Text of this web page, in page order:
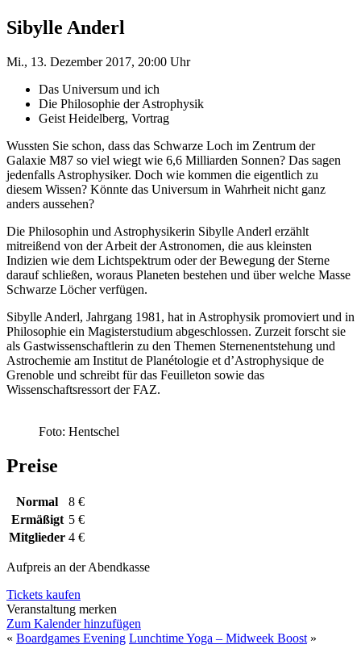
Sibylle Anderl
Mi., 13. Dezember 2017, 20:00 Uhr
Das Universum und ich
Die Philosophie der Astrophysik
Geist Heidelberg, Vortrag
Wussten Sie schon, dass das Schwarze Loch im Zentrum der
Galaxie M87 so viel wiegt wie 6,6 Milliarden Sonnen? Das sagen
jedenfalls Astrophysiker. Doch wie kommen die eigentlich zu
diesem Wissen? Könnte das Universum in Wahrheit nicht ganz
anders aussehen?
Die Philosophin und Astrophysikerin Sibylle Anderl erzählt
mitreißend von der Arbeit der Astronomen, die aus kleinsten
Indizien wie dem Lichtspektrum oder der Bewegung der Sterne
darauf schließen, woraus Planeten bestehen und über welche Masse
Schwarze Löcher verfügen.
Sibylle Anderl, Jahrgang 1981, hat in Astrophysik promoviert und in
Philosophie ein Magisterstudium abgeschlossen. Zurzeit forscht sie
als Gastwissenschaftlerin zu den Themen Sternenentstehung und
Astrochemie am Institut de Planétologie et d’Astrophysique de
Grenoble und schreibt für das Feuilleton sowie das
Wissenschaftsressort der FAZ.
Foto: Hentschel
Preise
Normal
8 €
Ermäßigt 5 €
Mitglieder 4 €
Aufpreis an der Abendkasse
Tickets kaufen
Veranstaltung merken
Zum Kalender hinzufügen
« Boardgames Evening Lunchtime Yoga – Midweek Boost»